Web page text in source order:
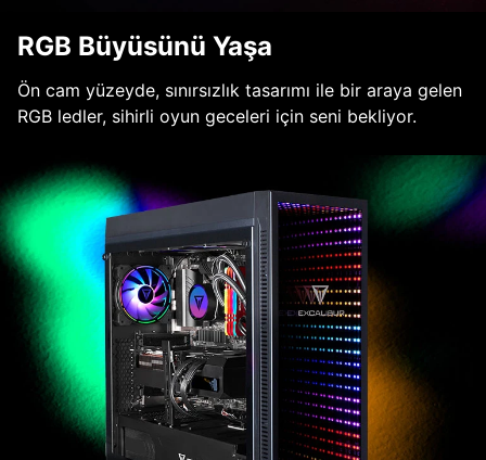
RGB Büyüsünü Yaşa
Ön cam yüzeyde, sınırsızlık tasarımı ile bir araya gelen
RGB ledler, sihirli oyun geceleri için seni bekliyor.